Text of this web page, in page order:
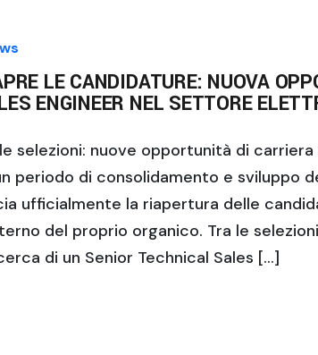
LE CANDIDATURE: NUOVA
ENGINEER NEL SETTORE
selezioni: nuove opportunità di
periodo di consolidamento e sviluppo
ufficialmente la riapertura delle
del proprio organico. Tra le
di un Senior Technical Sales […]